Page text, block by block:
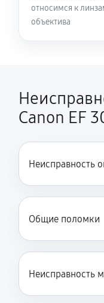
относимся к
объектива
Canon EF
Неисправность
Общие поломки
Неисправность